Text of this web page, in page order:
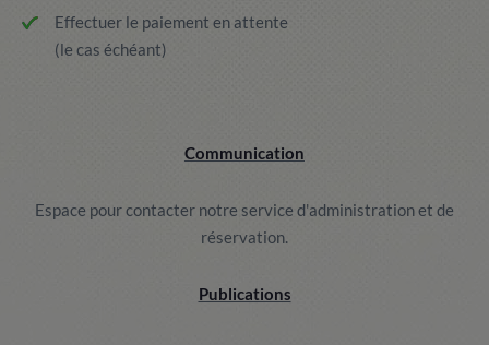
Effectuer le paiement en attente
(le cas échéant)
Communication
Espace pour contacter notre service d'administration et de
réservation.
Publications